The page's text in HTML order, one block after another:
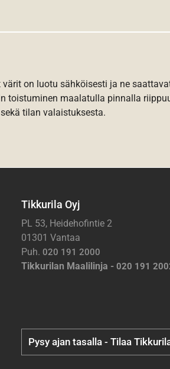
on luotu sähköisesti ja ne
toistuminen maalatulla pinnalla
tilan valaistuksesta.
Tikkurila Oyj
PL 53, Heidehofintie 2
01301 Vantaa
Puh. 020 191 2000
Tikkurilan Maalilinja - 020 191
Pysy ajan tasalla - Tilaa